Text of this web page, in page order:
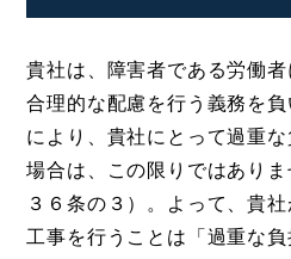
貴社は、障害者である労働者
合理的な配慮を行う義務を
により、貴社にとって過重
場合は、この限りではあり
３６条の３）。よって、貴
工事を行うことは「過重な